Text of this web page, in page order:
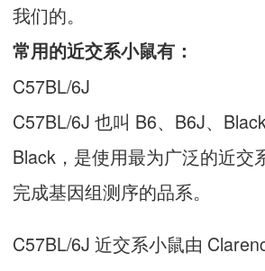
我们的。
常用的近交系小鼠有：
C57BL/6J
C57BL/6J 也叫 B6、B6J、
Black，是使用最为广泛的近交
完成基因组测序的品系。
C57BL/6J 近交系小鼠由